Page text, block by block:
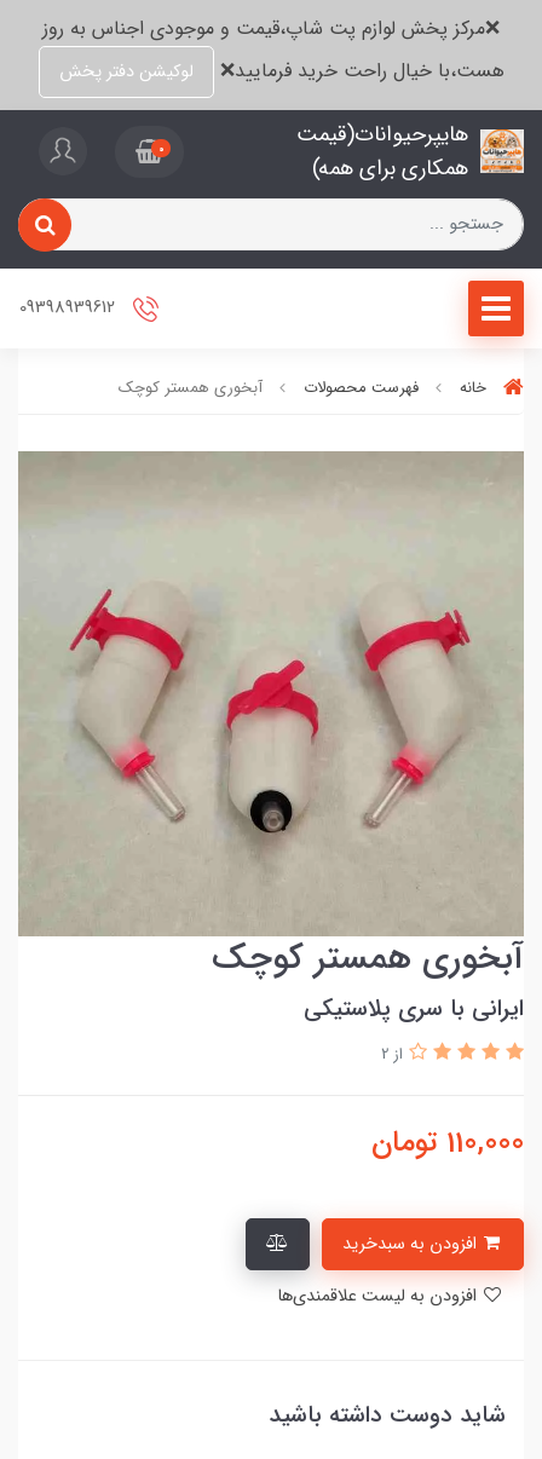
❌مرکز پخش لوازم پت شاپ،قیمت و موجودی اجناس به روز
هست،با خیال راحت خرید فرمایید❌
لوکیشن دفتر پخش
هایپرحیوانات(قیمت
همکاری برای همه)
0
خانه فهرست محصولات آبخوری همستر کوچک
آبخوری همستر کوچک
ایرانی با سری پلاستیکی
از 2
110,000 تومان
شاید دوست داشته باشید